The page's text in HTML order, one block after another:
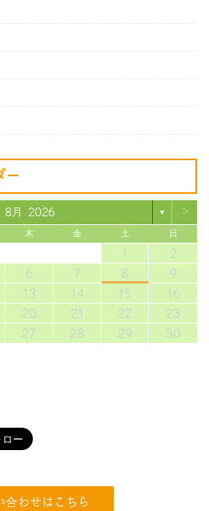
ー
8月 2026 ▼ >
木 金 土 日
1
2
6 7 8
9
13 14 15
16
20 21 22
23
27 28 29
30
合わせはこちら